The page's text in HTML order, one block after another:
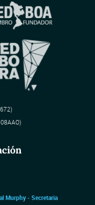
Murphy - Secretaria